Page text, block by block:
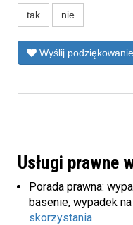
tak nie
Wyślij podziękowanie
Usługi prawne
Porada prawna:
basenie, wypadek
skorzystania